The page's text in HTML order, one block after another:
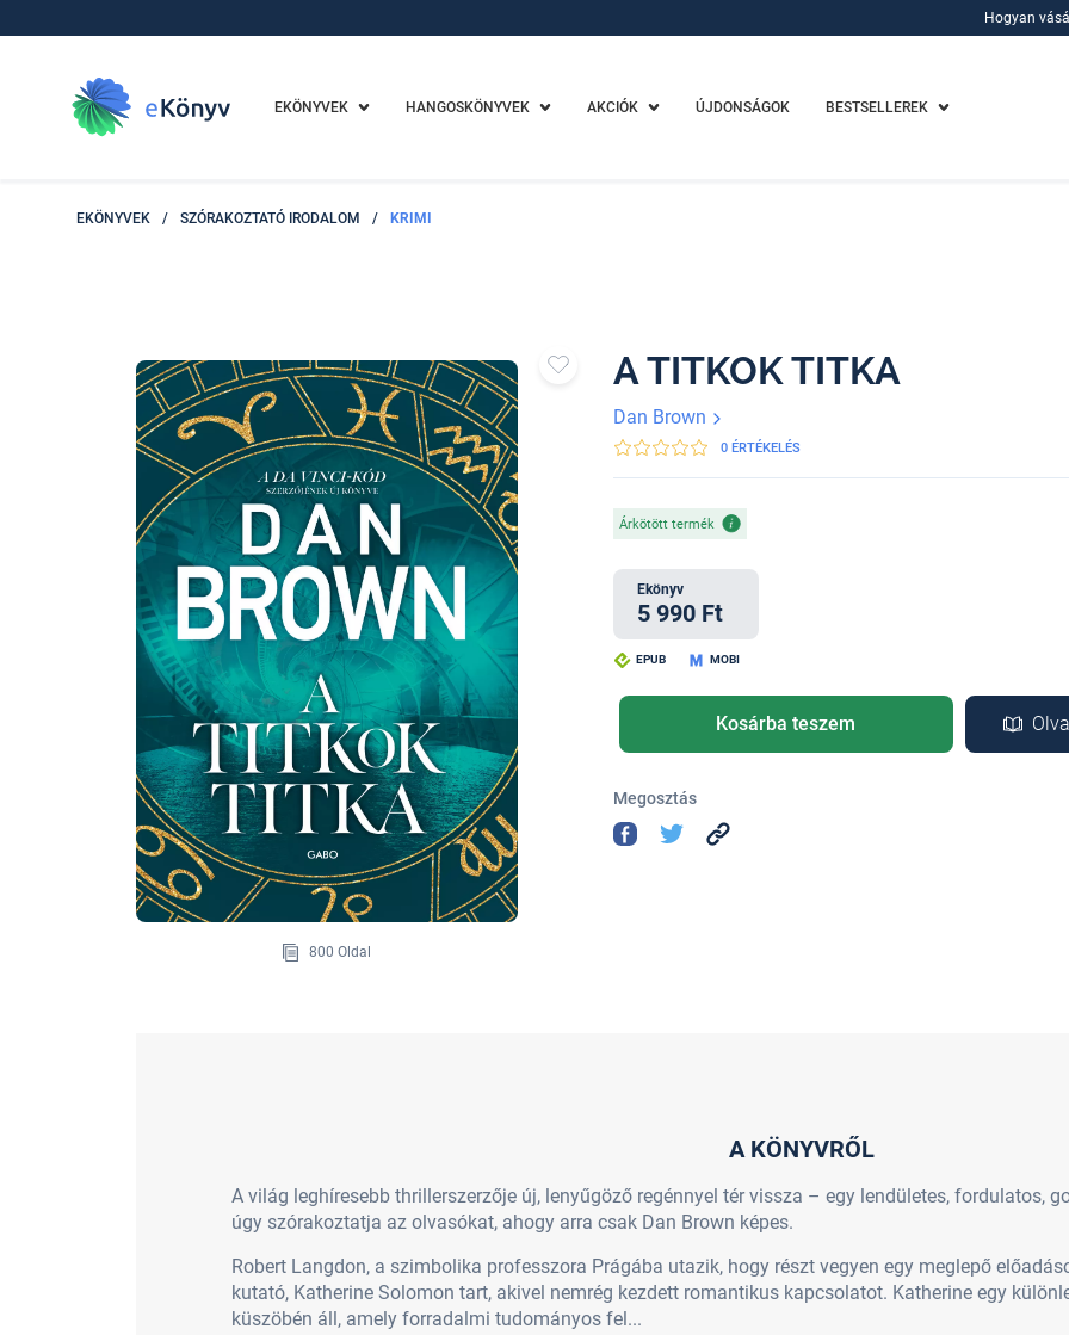
Hogyan
EKÖNYVEK HANGOSKÖNYVEK AKCIÓK ÚJDONSÁGOK BESTSELLEREK
EKÖNYVEK / SZÓRAKOZTATÓ IRODALOM / KRIMI
800 Oldal
A TITKOK TITKA
Dan Brown
0 ÉRTÉKELÉS
Árkötött termék
Ekönyv
5 990 Ft
EPUB MOBI
Kosárba teszem
Megosztás
A KÖNYVRŐL
A világ leghíresebb thrillerszerzője új, lenyűgöző regénnyel tér vissza – egy lendületes, fordulatos,
úgy szórakoztatja az olvasókat, ahogy arra csak Dan Brown képes.
Robert Langdon, a szimbolika professzora Prágába utazik, hogy részt vegyen egy meglepő
kutató, Katherine Solomon tart, akivel nemrég kezdett romantikus kapcsolatot. Katherine egy
küszöbén áll, amely forradalmi tudományos fel...